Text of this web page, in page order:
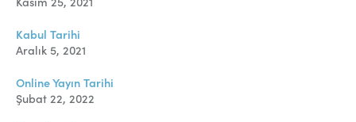
Kabul Tarihi
Aralık 5, 2021
Online Yayın Tarihi
Şubat 22, 2022